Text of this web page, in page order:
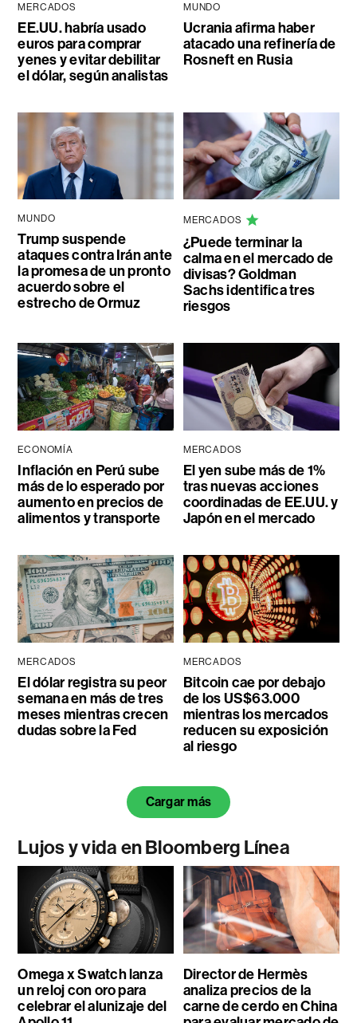
MERCADOS
EE.UU. habría usado
euros para comprar
yenes y evitar debilitar
el dólar, según analistas
MUNDO
Ucrania afirma haber
atacado una refinería de
Rosneft en Rusia
MUNDO
Trump suspende
ataques contra Irán ante
la promesa de un pronto
acuerdo sobre el
estrecho de Ormuz
MERCADOS
¿Puede terminar la
calma en el mercado de
divisas? Goldman
Sachs identifica tres
riesgos
ECONOMÍA
Inflación en Perú sube
más de lo esperado por
aumento en precios de
alimentos y transporte
MERCADOS
El yen sube más de 1%
tras nuevas acciones
coordinadas de EE.UU. y
Japón en el mercado
MERCADOS
El dólar registra su peor
semana en más de tres
meses mientras crecen
dudas sobre la Fed
MERCADOS
Bitcoin cae por debajo
de los US$63.000
mientras los mercados
reducen su exposición
al riesgo
Cargar más
Lujos y vida en Bloomberg Línea
Omega x Swatch lanza
un reloj con oro para
celebrar el alunizaje del
Director de Hermès
analiza precios de la
carne de cerdo en China